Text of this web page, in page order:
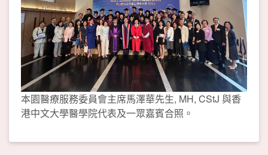
本園醫療服務委員會主席馬澤華先生, MH, CStJ 與香
港中文大學醫學院代表及一眾嘉賓合照。